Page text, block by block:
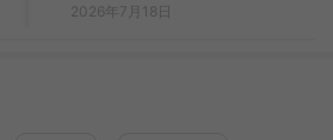
2026年7月18日